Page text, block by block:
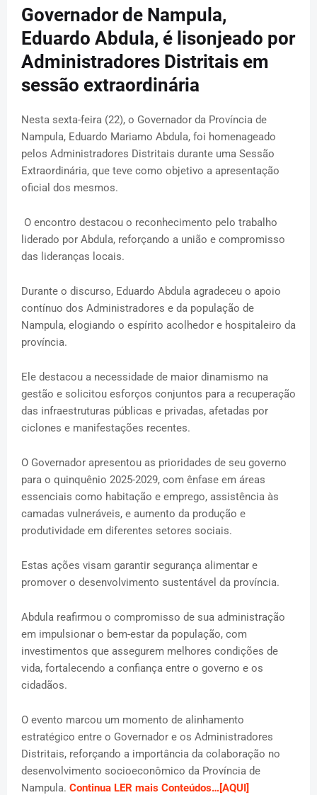
Governador de Nampula,
Eduardo Abdula, é lisonjeado por
Administradores Distritais em
sessão extraordinária
Nesta sexta-feira (22), o Governador da Província de
Nampula, Eduardo Mariamo Abdula, foi homenageado
pelos Administradores Distritais durante uma Sessão
Extraordinária, que teve como objetivo a apresentação
oficial dos mesmos.
O encontro destacou o reconhecimento pelo trabalho
liderado por Abdula, reforçando a união e compromisso
das lideranças locais.
Durante o discurso, Eduardo Abdula agradeceu o apoio
contínuo dos Administradores e da população de
Nampula, elogiando o espírito acolhedor e hospitaleiro da
província.
Ele destacou a necessidade de maior dinamismo na
gestão e solicitou esforços conjuntos para a recuperação
das infraestruturas públicas e privadas, afetadas por
ciclones e manifestações recentes.
O Governador apresentou as prioridades de seu governo
para o quinquênio 2025-2029, com ênfase em áreas
essenciais como habitação e emprego, assistência às
camadas vulneráveis, e aumento da produção e
produtividade em diferentes setores sociais.
Estas ações visam garantir segurança alimentar e
promover o desenvolvimento sustentável da província.
Abdula reafirmou o compromisso de sua administração
em impulsionar o bem-estar da população, com
investimentos que assegurem melhores condições de
vida, fortalecendo a confiança entre o governo e os
cidadãos.
O evento marcou um momento de alinhamento
estratégico entre o Governador e os Administradores
Distritais, reforçando a importância da colaboração no
desenvolvimento socioeconômico da Província de
Nampula. Continua LER mais Conteúdos…[AQUI]